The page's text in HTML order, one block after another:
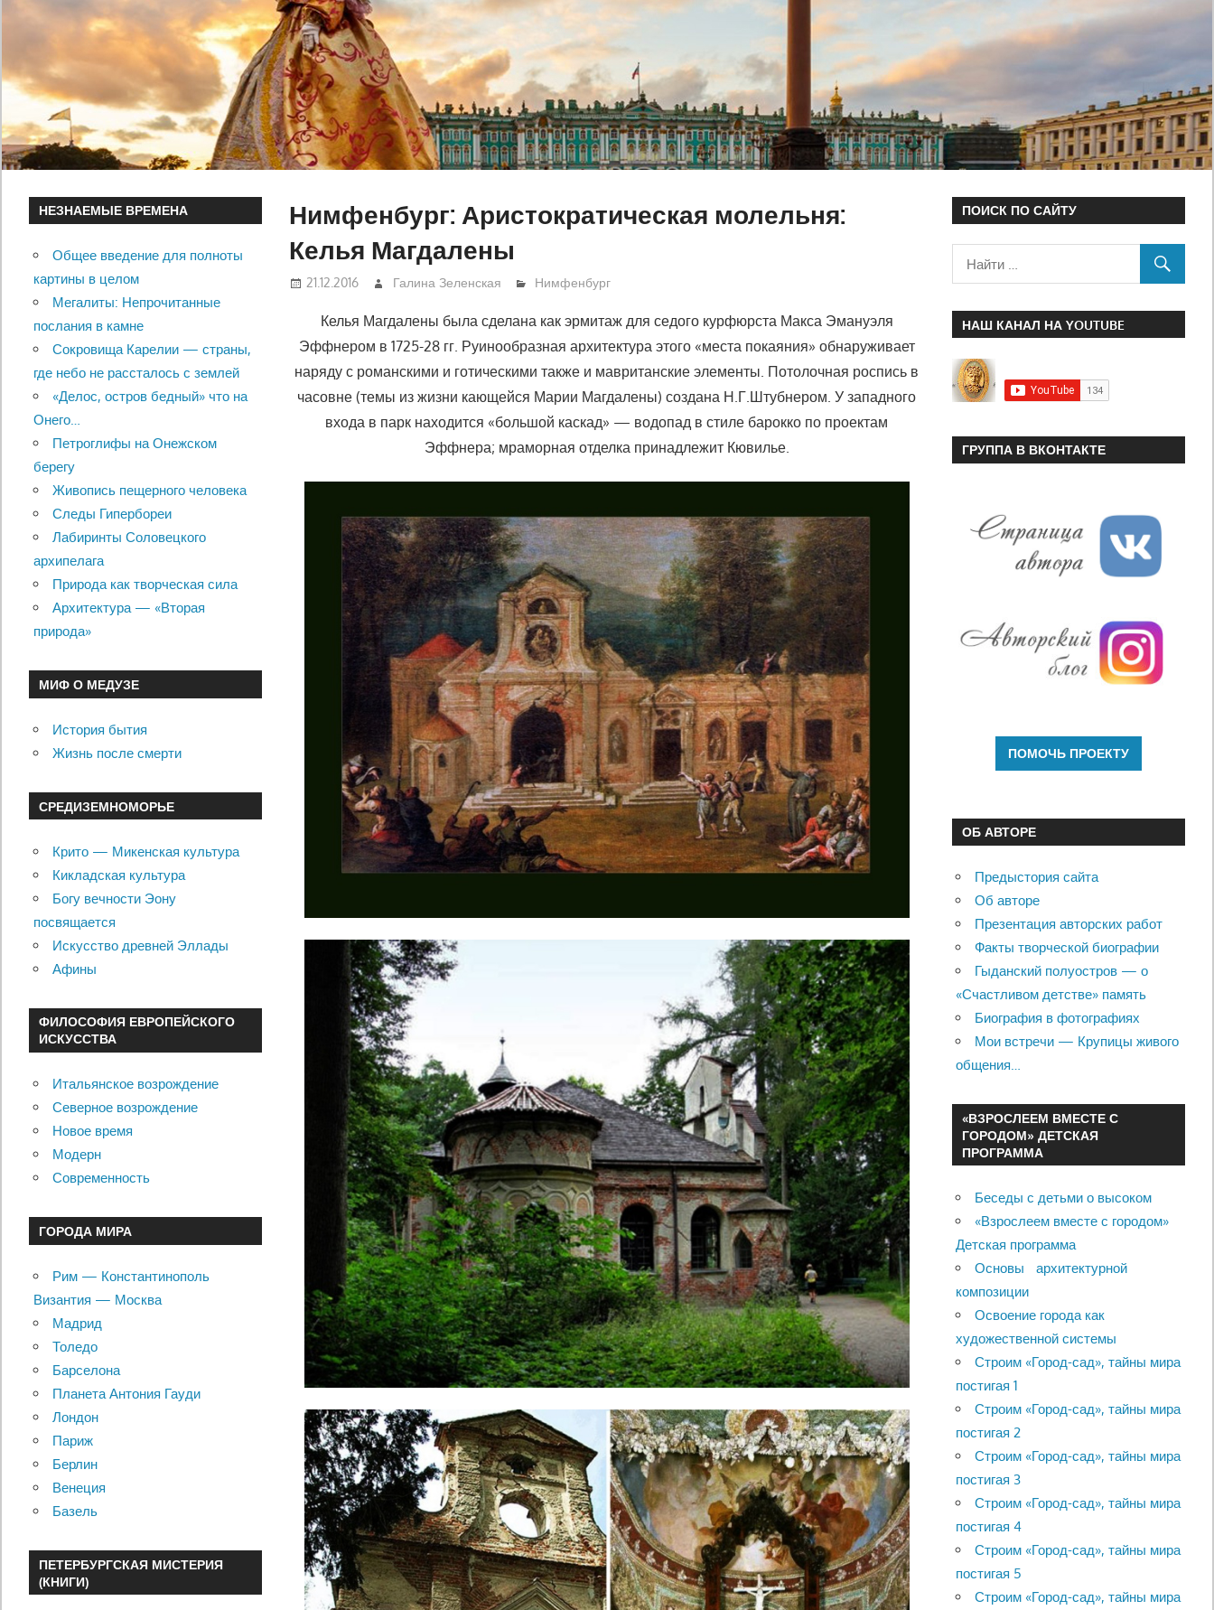
Нимфенбург: Аристократическая молельня:
Келья Магдалены
21.12.2016 Галина Зеленская Нимфенбург
Келья Магдалены была сделана как эрмитаж для седого курфюрста Макса Эмануэля
Эффнером в 1725-28 гг. Руинообразная архитектура этого «места покаяния» обнаруживает
наряду с романскими и готическими также и мавританские элементы. Потолочная роспись в
часовне (темы из жизни кающейся Марии Магдалены) создана Н.Г.Штубнером. У западного
входа в парк находится «большой каскад» — водопад в стиле барокко по проектам
Эффнера; мраморная отделка принадлежит Кювилье.
НЕЗНАЕМЫЕ ВРЕМЕНА
Общее введение для полноты
картины в целом
Мегалиты: Непрочитанные
послания в камне
Сокровища Карелии — страны,
где небо не рассталось с землей
«Делос, остров бедный» что на
Онего…
Петроглифы на Онежском
берегу
Живопись пещерного человека
Следы Гипербореи
Лабиринты Соловецкого
архипелага
Природа как творческая сила
Архитектура — «Вторая
природа»
МИФ О МЕДУЗЕ
История бытия
Жизнь после смерти
СРЕДИЗЕМНОМОРЬЕ
Крито — Микенская культура
Кикладская культура
Богу вечности Эону
посвящается
Искусство древней Эллады
Афины
ФИЛОСОФИЯ ЕВРОПЕЙСКОГО
ИСКУССТВА
Итальянское возрождение
Северное возрождение
Новое время
Модерн
Современность
ГОРОДА МИРА
Рим — Константинополь
Византия — Москва
Мадрид
Толедо
Барселона
Планета Антония Гауди
Лондон
Париж
Берлин
Венеция
Базель
ПЕТЕРБУРГСКАЯ МИСТЕРИЯ
(КНИГИ)
ПОИСК ПО САЙТУ
НАШ КАНАЛ НА YOUTUBE
ГРУППА В ВКОНТАКТЕ
ОБ АВТОРЕ
Предыстория сайта
Об авторе
Презентация авторских работ
Факты творческой биографии
Гыданский полуостров — о
«Счастливом детстве» память
Биография в фотографиях
Мои встречи — Крупицы живого
общения…
«ВЗРОСЛЕЕМ ВМЕСТЕ С
ГОРОДОМ» ДЕТСКАЯ
ПРОГРАММА
Беседы с детьми о высоком
«Взрослеем вместе с городом»
Детская программа
Основы архитектурной
композиции
Освоение города как
художественной системы
Строим «Город-сад», тайны мира
постигая 1
Строим «Город-сад», тайны мира
постигая 2
Строим «Город-сад», тайны мира
постигая 3
Строим «Город-сад», тайны мира
постигая 4
Строим «Город-сад», тайны мира
постигая 5
Строим «Город-сад», тайны мира